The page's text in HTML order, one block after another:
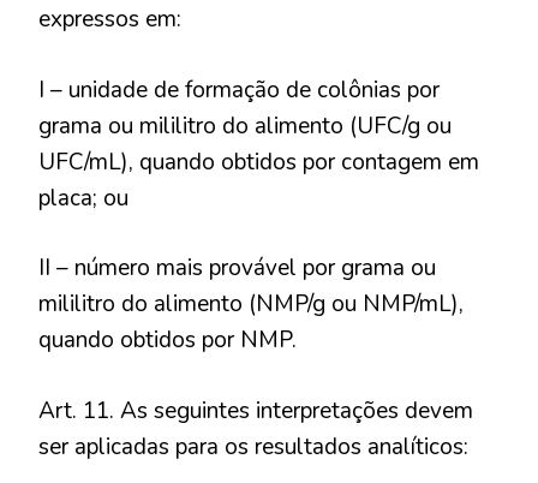
expressos em:
I – unidade de formação de colônias por
grama ou mililitro do alimento (UFC/g ou
UFC/mL), quando obtidos por contagem em
placa; ou
II – número mais provável por grama ou
mililitro do alimento (NMP/g ou NMP/mL),
quando obtidos por NMP.
Art. 11. As seguintes interpretações devem
ser aplicadas para os resultados analíticos: